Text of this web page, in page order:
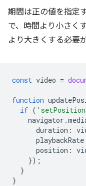
期間は正の値を指定
で、時間より小さく
より大きくする必要
const video =
function
if (
navigator .
duration :
playbackRate
position :
});
}
}